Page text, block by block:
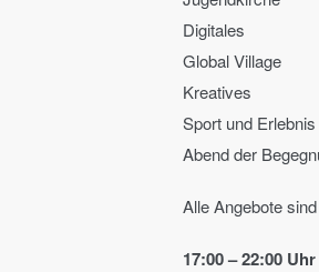
Digitales
Global Village
Kreatives
Sport und Erlebnis
Abend der
Alle Angebote
17:00 – 22:00 Uhr